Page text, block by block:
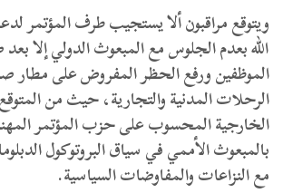
ويتوقع مراقبون ألا يستجيب طرف المؤتمر
الله بعدم الجلوس مع المبعوث الدولي إلا
الموظفين ورفع الحظر المفروض على مطار
الرحلات المدنية والتجارية، حيث من
الخارجية المحسوب على حزب المؤتمر
بالمبعوث الأممي في سياق البروتوكول
مع النزاعات والمفاوضات السياسية.